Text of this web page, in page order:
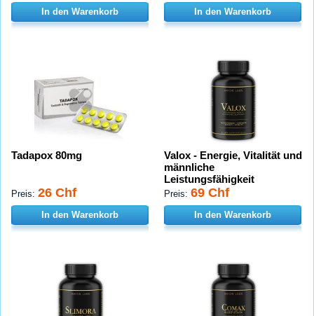
In den Warenkorb In den Warenkorb
Tadapox 80mg
Preis: 26 Chf
In den Warenkorb
Valox - Energie, Vitalität und
männliche
Leistungsfähigkeit
Preis: 69 Chf
In den Warenkorb